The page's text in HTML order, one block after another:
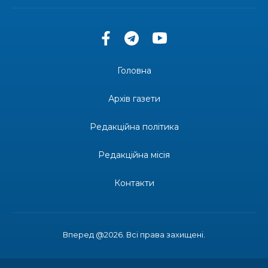
Юні мешканці Бахмутської громади у Харкові
долучилися до проєкту «Радість у дитячих
територіальної громади
«Дві музи» у Рівному: свято краси, мистецтва
епідеміолог, зоолог
Вперед @2026. Всі права захищені.
Головна
Архів газети
Редакційна політика
Редакційна місія
Контакти